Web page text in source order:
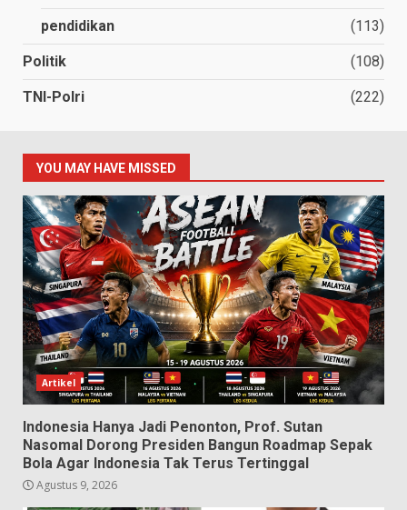
pendidikan (113)
Politik (108)
TNI-Polri (222)
YOU MAY HAVE MISSED
Artikel
Indonesia Hanya Jadi Penonton, Prof. Sutan
Nasomal Dorong Presiden Bangun Roadmap Sepak
Bola Agar Indonesia Tak Terus Tertinggal
Agustus 9, 2026